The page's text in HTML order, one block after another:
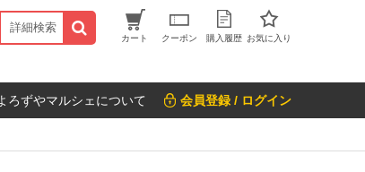
詳細検索
カート クーポン 購入履歴 お気に入り
ろずやマルシェについて 会員登録 / ログイン